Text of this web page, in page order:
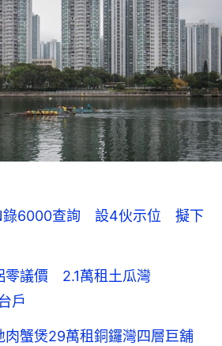
錄6000查詢 設4伙示位 擬下
零議價 2.1萬租土瓜灣
戶
肉蟹煲29萬租銅鑼灣四層巨舖